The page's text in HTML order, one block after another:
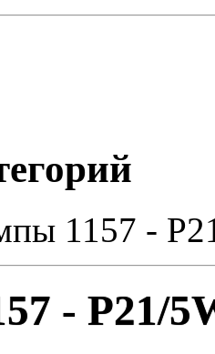
1157 -
- P21/